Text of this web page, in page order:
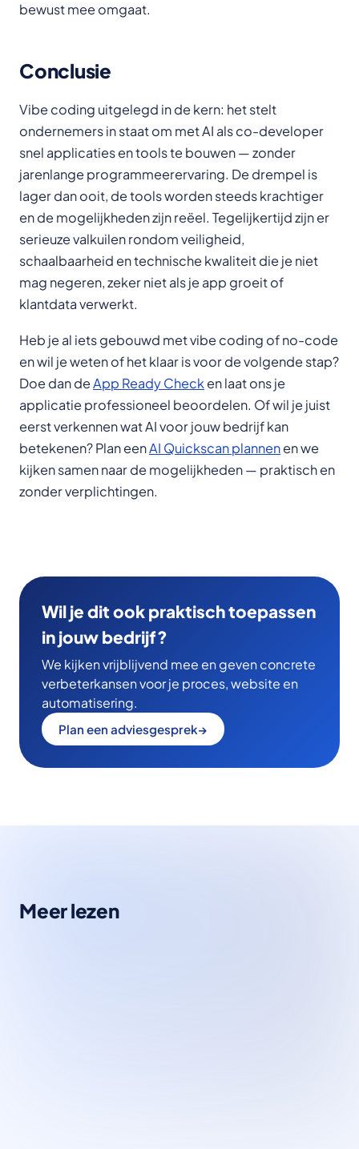
bewust mee omgaat.
Conclusie
Vibe coding uitgelegd in de kern: het stelt
ondernemers in staat om met AI als co-developer
snel applicaties en tools te bouwen — zonder
jarenlange programmeerervaring. De drempel is
lager dan ooit, de tools worden steeds krachtiger
en de mogelijkheden zijn reëel. Tegelijkertijd zijn er
serieuze valkuilen rondom veiligheid,
schaalbaarheid en technische kwaliteit die je niet
mag negeren, zeker niet als je app groeit of
klantdata verwerkt.
Heb je al iets gebouwd met vibe coding of no-code
en wil je weten of het klaar is voor de volgende stap?
Doe dan deApp Ready Checken laat ons je
applicatie professioneel beoordelen. Of wil je juist
eerst verkennen wat AI voor jouw bedrijf kan
betekenen? Plan eenAI Quickscan plannenen we
kijken samen naar de mogelijkheden — praktisch en
zonder verplichtingen.
Wil je dit ook praktisch toepassen
in jouw bedrijf?
We kijken vrijblijvend mee en geven concrete
verbeterkansen voor je proces, website en
automatisering.
Plan een adviesgesprek→
Meer lezen